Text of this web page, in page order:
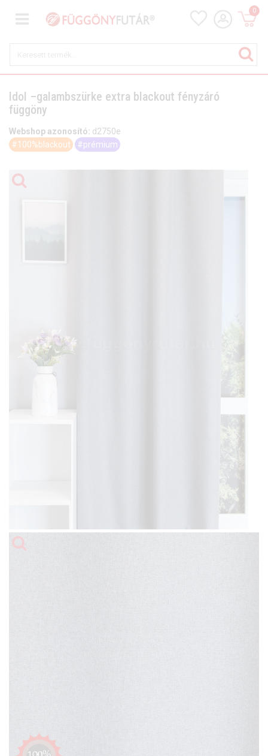
0
Idol –galambszürke extra blackout fényzáró
függöny
Webshop azonosító: d2750e
#100%blackout
#prémium